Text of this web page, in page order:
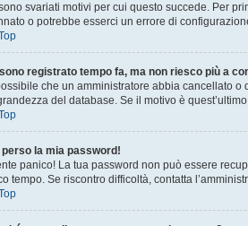
svariati motivi per cui questo succede. Per
o potrebbe esserci un errore di
registrato tempo fa, ma non riesco più a
che un amministratore abbia cancellato
del database. Se il motivo è
perso la mia password!
panico! La tua password non può essere
tempo. Se riscontro difficoltà, contatta